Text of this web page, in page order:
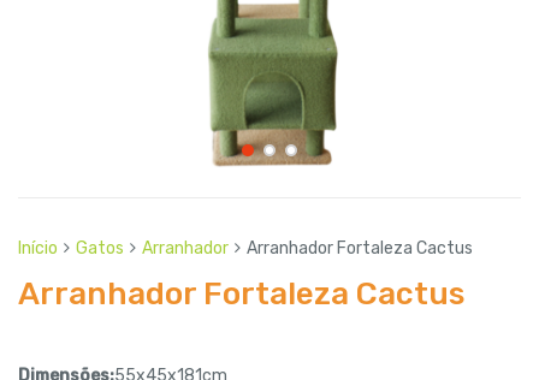
Início Gatos Arranhador Arranhador Fortaleza Cactus
Arranhador Fortaleza Cactus
Dimensões:55x45x181cm